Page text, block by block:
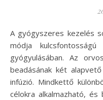
A gyógyszeres kezelés során a hatóanyagok beadásának
módja
gyógyulásában. Az
beadásának két
infúzió. Mindkettő
célokra alkalmazható,